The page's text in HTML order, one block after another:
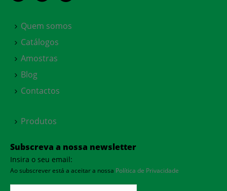
Quem somos
Catálogos
Amostras
Blog
Contactos
Produtos
Subscreva a nossa newsletter
Insira o seu email:
Ao subscrever está a aceitar a nossa Política de Privacidade